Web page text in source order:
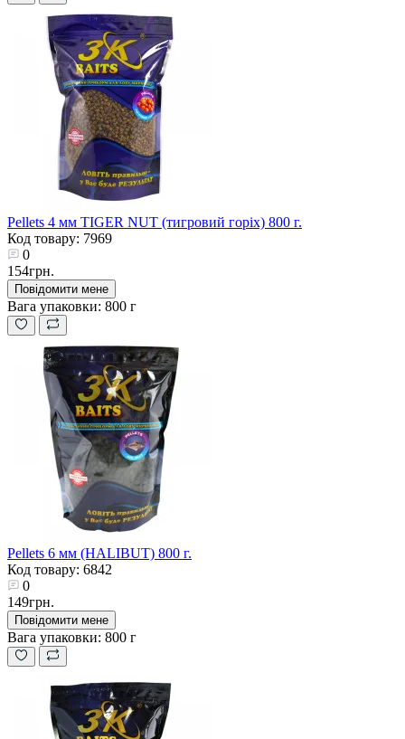
Pellets 4 мм TIGER NUT (тигровий горіх) 800 г.
Код товару: 7969
0
154грн.
Повідомити мене
Вага упаковки: 800 г
Pellets 6 мм (HALIBUT) 800 г.
Код товару: 6842
0
149грн.
Повідомити мене
Вага упаковки: 800 г